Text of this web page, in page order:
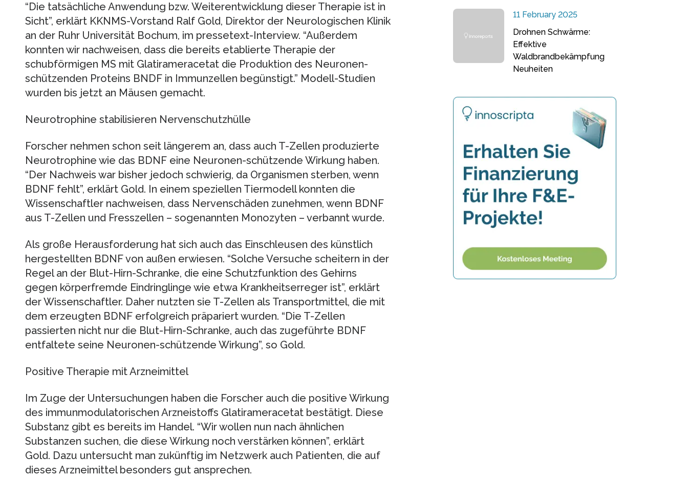
“Die tatsächliche Anwendung bzw. Weiterentwicklung dieser Therapie ist in
Sicht”, erklärt KKNMS-Vorstand Ralf Gold, Direktor der Neurologischen Klinik
an der Ruhr Universität Bochum, im pressetext-Interview. “Außerdem
konnten wir nachweisen, dass die bereits etablierte Therapie der
schubförmigen MS mit Glatirameracetat die Produktion des Neuronen-
schützenden Proteins BNDF in Immunzellen begünstigt.” Modell-Studien
wurden bis jetzt an Mäusen gemacht.
Neurotrophine stabilisieren Nervenschutzhülle
Forscher nehmen schon seit längerem an, dass auch T-Zellen produzierte
Neurotrophine wie das BDNF eine Neuronen-schützende Wirkung haben.
“Der Nachweis war bisher jedoch schwierig, da Organismen sterben, wenn
BDNF fehlt”, erklärt Gold. In einem speziellen Tiermodell konnten die
Wissenschaftler nachweisen, dass Nervenschäden zunehmen, wenn BDNF
aus T-Zellen und Fresszellen – sogenannten Monozyten – verbannt wurde.
Als große Herausforderung hat sich auch das Einschleusen des künstlich
hergestellten BDNF von außen erwiesen. “Solche Versuche scheitern in der
Regel an der Blut-Hirn-Schranke, die eine Schutzfunktion des Gehirns
gegen körperfremde Eindringlinge wie etwa Krankheitserreger ist”, erklärt
der Wissenschaftler. Daher nutzten sie T-Zellen als Transportmittel, die mit
dem erzeugten BDNF erfolgreich präpariert wurden. “Die T-Zellen
passierten nicht nur die Blut-Hirn-Schranke, auch das zugeführte BDNF
entfaltete seine Neuronen-schützende Wirkung”, so Gold.
Positive Therapie mit Arzneimittel
Im Zuge der Untersuchungen haben die Forscher auch die positive Wirkung
des immunmodulatorischen Arzneistoffs Glatirameracetat bestätigt. Diese
Substanz gibt es bereits im Handel. “Wir wollen nun nach ähnlichen
Substanzen suchen, die diese Wirkung noch verstärken können”, erklärt
Gold. Dazu untersucht man zukünftig im Netzwerk auch Patienten, die auf
dieses Arzneimittel besonders gut ansprechen.
11 February 2025
Drohnen Schwärme:
Effektive
Waldbrandbekämpfung
Neuheiten